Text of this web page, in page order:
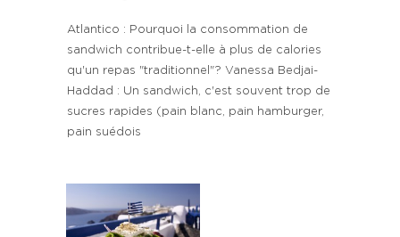
Atlantico : Pourquoi la consommation de
sandwich contribue-t-elle à plus de calories
qu'un repas "traditionnel"? Vanessa Bedjai-
Haddad : Un sandwich, c'est souvent trop de
sucres rapides (pain blanc, pain hamburger,
pain suédois